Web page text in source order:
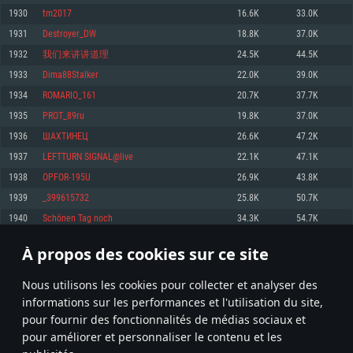
À propos des cookies sur ce site
Nous utilisons les cookies pour collecter et analyser des
informations sur les performances et l'utilisation du site,
pour fournir des fonctionnalités de médias sociaux et
pour améliorer et personnaliser le contenu et les
Mémoire: 4 GB
Carte graphique supportant DirectX 11: AMD Radeon 77XX / NVIDIA
GeForce GTX 660. La résolution minimale supportée par le jeu est de 720p
Connection: Connexion Internet à haut débit
Disque dur: 23.1 Go (client minimal)
Recommandée
1060 et plus, Radeon RX 570 et plus.
Disque dur: 75.9 Go (client complet)
pas supportés)
Mémoire: 6 GB
Carte graphique: Intel Iris Pro 5200 (Mac), ou analogue AMD/Nvidia. La
résolution minimale supportée par le jeu est de 720p.
Connection: Connexion Internet à haut débit
Disque dur: 62,2 Go (client minimal)
Recommandée
OS: Mac OS Big Sur 11.0 ou plus récent
Processeur: Core i7 (Les processeurs Intel Xeon ne sont pas supportés)
Mémoire: 8 GB
Carte graphique: Radeon Vega II ou plus avec support de Metal
Disque dur: 62,2 Go (client complet)
Mémoire: 4 GB
Carte graphique: NVIDIA 660 avec les derniers drivers (moins de 6 mois) /
de même pour AMD (La résolution minimale supportée par le jeu est de
720p)
Connection: Connexion Internet à haut débit
Disque dur: 62,2 Go (client minimal)
Recommandée
OS: Ubuntu 20.04 64bit
Processeur: Intel Core i7
Mémoire: 8 GB
Carte graphique: NVIDIA 1060 avec les derniers drivers (moins de 6 mois) /
6 mois et supportant Vulkan
Connection: Connexion Internet à haut débit
Disque dur: 60,2 Go (client complet)
1930 tm2017 16.6K 33.0K
1931 Destroyer_DW 18.8K 37.0K
1932 我们来讲讲道理 24.5K 44.5K
1933 Dima88Stalker 22.0K 39.0K
1934 ROMARIO_161 20.7K 37.7K
1935 PROT_89ru 19.8K 37.0K
1936 ШАХТИНЕЦ 26.6K 47.2K
1937 LEFTTURN SIGNAL@live 22.1K 47.1K
1938 OPFOR-195U 26.9K 43.8K
1939 _399615732 25.8K 50.7K
1940 Schönen Tag noch 34.3K 54.7K
* Classement mis à jour quotidiennement
96 97 98 197